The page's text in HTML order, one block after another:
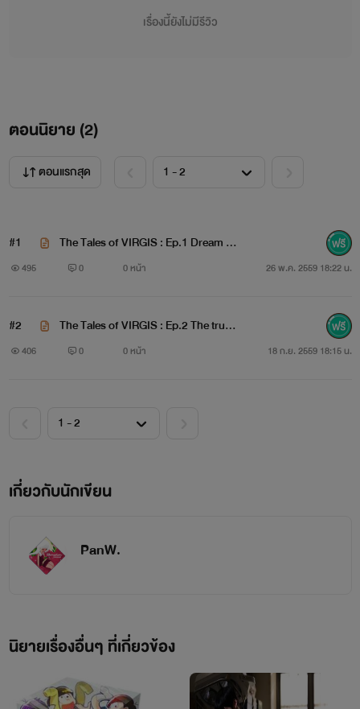
คือ ผู้ส่งวิญญาณ มีหน้าที่ ส่งวิญญาณที่หลุดออกมาจากปรภพ
ไม่ทันที่ฮิคาริจะได้เรียนรู้อะไรจากการเป็นฮะกุนได้มากนัก ก็มี
เหตุการประหลาดเกิดขึ้นเมื่ออยู่ดีๆ ก็เกิดภัยพิบัติทางวิญญาณ
จับวิญญาณที่หลุดรอดออกมาได้ส่งกลับไปยังปรภพ ทำให้ผู้นำ
ออกมา มันจึงเป็นจุดเริ่มต้น เรื่องราวทั้งหมดที่เกิดขึ้นกับพวกเขา
ทั้งสองคน
เรื่องนี้ยังไม่มีรีวิว
ตอนนิยาย (2)
ตอนแรกสุด
#1
The Tales of VIRGIS : Ep.1 Dream &
Fate
495 0 0 หน้า 26 พ.ค. 2559 18:22 น.
#2
The Tales of VIRGIS : Ep.2 The truth
of them all. (75%)
406 0 0 หน้า 18 ก.ย. 2559 18:15 น.
เกี่ยวกับนักเขียน
PanW.
นิยายเรื่องอื่นๆ ที่เกี่ยวข้อง